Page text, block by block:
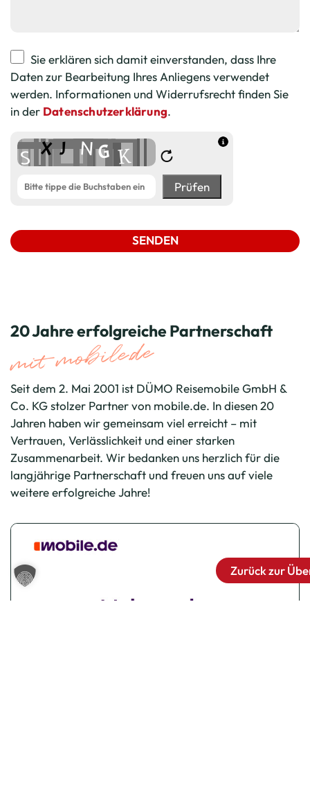
Sie erklären sich damit einverstanden, dass Ihre
Daten zur Bearbeitung Ihres Anliegens verwendet
werden. Informationen und Widerrufsrecht finden Sie
in der Datenschutzerklärung.
Prüfen
SENDEN
Zurück zur
20 Jahre erfolgreiche Partnerschaft
mit mobile.de
Seit dem 2. Mai 2001 ist DÜMO Reisemobile GmbH &
Co. KG stolzer Partner von mobile.de. In diesen 20
Jahren haben wir gemeinsam viel erreicht – mit
Vertrauen, Verlässlichkeit und einer starken
Zusammenarbeit. Wir bedanken uns herzlich für die
langjährige Partnerschaft und freuen uns auf viele
weitere erfolgreiche Jahre!